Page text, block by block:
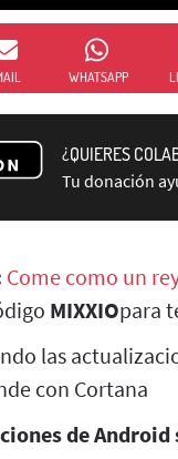
WHATSAPP
¿QUIERES
Tu donación
Come como un
MIXXIOpara
las
con Cortana
de Android